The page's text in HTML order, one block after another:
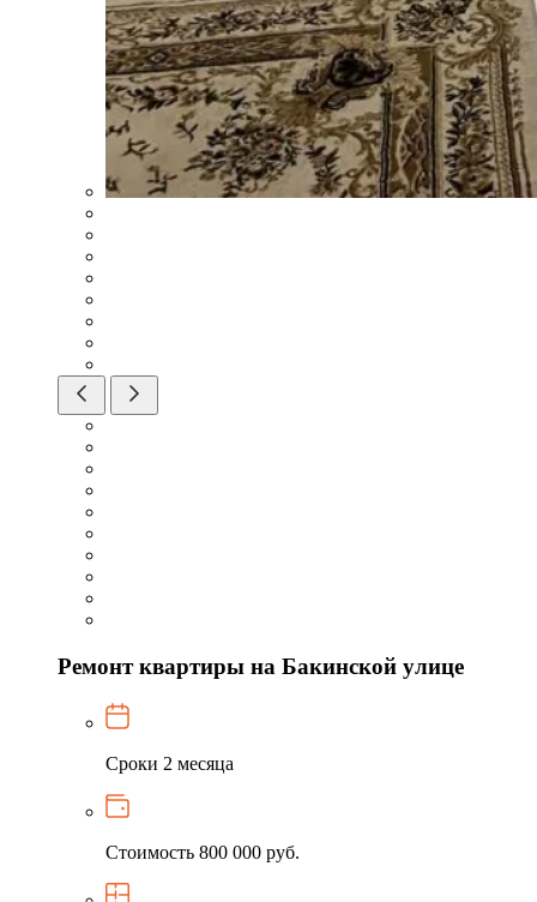
Ремонт квартиры на Бакинской улице
Сроки 2 месяца
Стоимость 800 000 руб.